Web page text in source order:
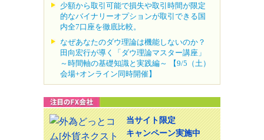
少額から取引可能で損失や取引時間が限定
的なバイナリーオプションが取引できる国
内全7口座を徹底比較。
なぜあなたのダウ理論は機能しないのか？
田向宏行が導く「ダウ理論マスター講座」
～時間軸の基礎知識と実践編～ 【9/5（土）
会場+オンライン同時開催】
当サイト限定
キャンペーン実施中